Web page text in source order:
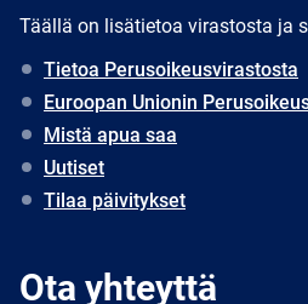
Täällä on lisätietoa virastosta ja
Tietoa Perusoikeusvirastosta
Euroopan Unionin
Mistä apua saa
Uutiset
Tilaa päivitykset
Ota yhteyttä